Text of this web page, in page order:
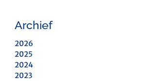
Archief
2026
2025
2024
2023